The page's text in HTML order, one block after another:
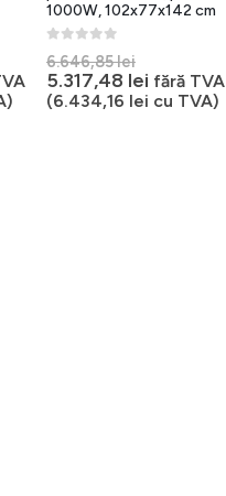
1000W, 102x77x142 cm
6.646,85lei
inițial
a
5.317,48 lei Prețul
curent
fără TVA
(6.434,16 lei cu TVA)